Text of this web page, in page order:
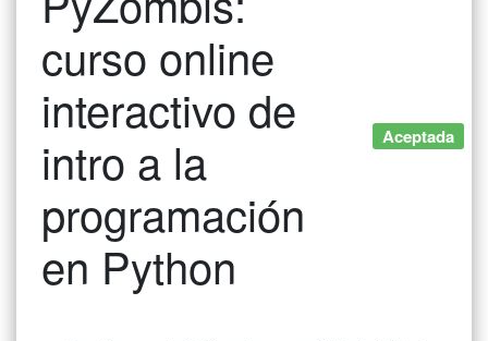
curso online
interactivo de
intro a la
programación
en Python
Aceptada